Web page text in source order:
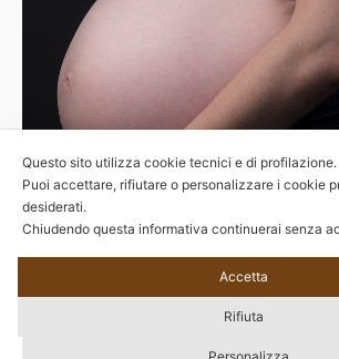
Questo sito utilizza cookie tecnici e di profilazione.
Puoi accettare, rifiutare o personalizzare i cookie
desiderati.
Chiudendo questa informativa continuerai senza
Accetta
Rifiuta